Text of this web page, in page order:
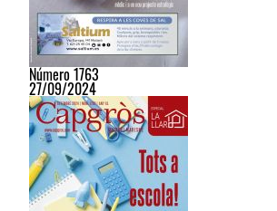
Número 1763
27/09/2024